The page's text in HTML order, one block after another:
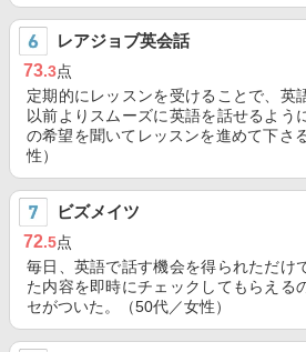
レアジョブ英会話
73.3点
定期的にレッスンを受けることで、英
以前よりスムーズに英語を話せるよう
の希望を聞いてレッスンを進めて下さ
性）
ビズメイツ
72.5点
毎日、英語で話す機会を得られただけ
た内容を即時にチェックしてもらえる
セがついた。（50代／女性）